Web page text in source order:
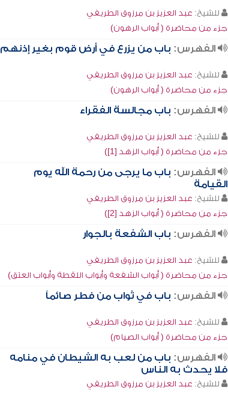
للشيخ: عبد العزيز بن مرزوق الطريفي
جزء من محاضرة ( أبواب الرهون)
الفهرس: باب من يزرع في أرض قوم بغير إذنهم
للشيخ: عبد العزيز بن مرزوق الطريفي
جزء من محاضرة ( أبواب الرهون)
الفهرس: باب مجالسة الفقراء
للشيخ: عبد العزيز بن مرزوق الطريفي
جزء من محاضرة ( أبواب الزهد [1])
الفهرس: باب ما يرجى من رحمة الله يوم
القيامة
للشيخ: عبد العزيز بن مرزوق الطريفي
جزء من محاضرة ( أبواب الزهد [2])
الفهرس: باب الشفعة بالجوار
للشيخ: عبد العزيز بن مرزوق الطريفي
جزء من محاضرة ( أبواب الشفعة وأبواب اللقطة وأبواب العتق)
الفهرس: باب في ثواب من فطر صائماً
للشيخ: عبد العزيز بن مرزوق الطريفي
جزء من محاضرة ( أبواب الصيام)
الفهرس: باب من لعب به الشيطان في منامه
فلا يحدث به الناس
للشيخ: عبد العزيز بن مرزوق الطريفي